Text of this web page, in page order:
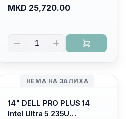
512GB SSD M.2/ Iris Xe
Graphics/ 120Hz Anti-
Kb/ Carbon Black/ Ubuntu
MKD 25,720.00
1
НЕМА НА ЗАЛИХА
14" DELL PRO PLUS 14
Intel Ultra 5 235U